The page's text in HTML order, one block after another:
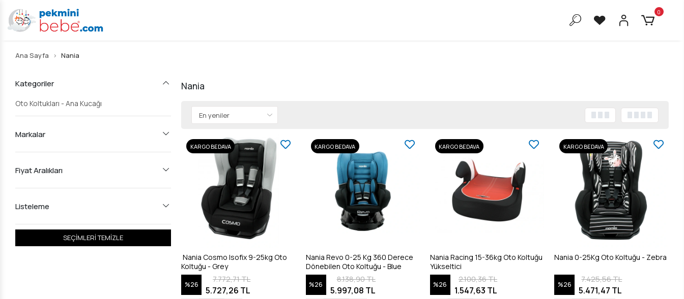
0
Ana Sayfa Nania
Kategoriler
Oto Koltukları - Ana Kucağı
Markalar
Fiyat Aralıkları
Listeleme
SEÇİMLERİ TEMİZLE
Nania
KARGO BEDAVA
Nania Cosmo Isofix 9-25kg Oto
Koltuğu - Grey
%26
7.772,71 TL
5.727,26 TL
KARGO BEDAVA
Nania Revo 0-25 Kg 360 Derece
Dönebilen Oto Koltuğu - Blue
%26
8.138,90 TL
5.997,08 TL
KARGO BEDAVA
Nania Racing 15-36kg Oto Koltuğu
Yükseltici
%26
2.100,36 TL
1.547,63 TL
KARGO BEDAVA
Nania 0-25Kg Oto Koltuğu - Zebra
%26
7.425,56 TL
5.471,47 TL